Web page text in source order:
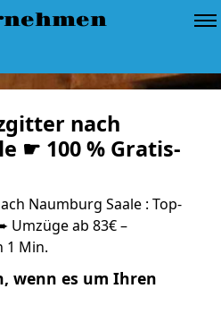
nach
☛ 100 % Gratis-
Naumburg Saale : Top-
Umzüge ab 83€ –
1 Min.
wenn es um Ihren